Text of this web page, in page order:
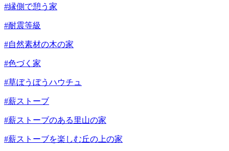
#縁側で憩う家
#耐震等級
#自然素材の木の家
#色づく家
#草ぼうぼうハウチュ
#薪ストーブ
#薪ストーブのある里山の家
#薪ストーブを楽しむ丘の上の家